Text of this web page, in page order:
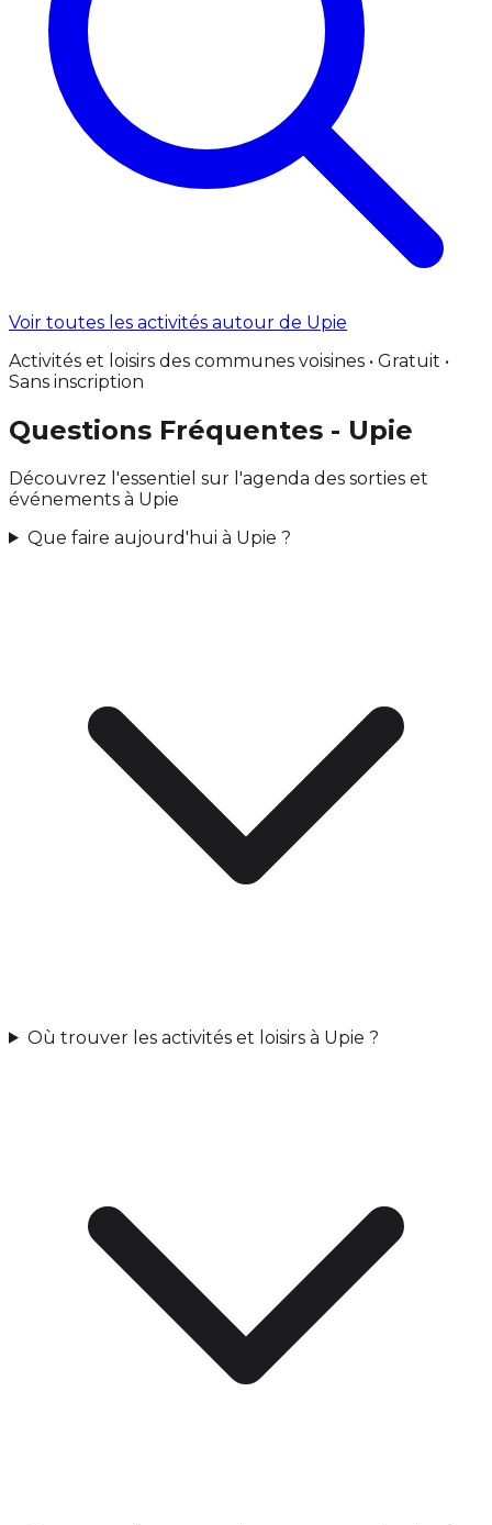
Voir toutes les activités autour de Upie
Activités et loisirs des communes voisines • Gratuit •
Sans inscription
Questions Fréquentes - Upie
Découvrez l'essentiel sur l'agenda des sorties et
événements à Upie
Que faire aujourd'hui à Upie ?
Où trouver les activités et loisirs à Upie ?